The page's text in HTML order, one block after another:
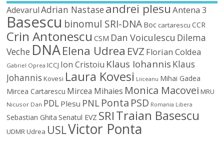
Adevarul Adrian Nastaseandrei plesuAntena 3
Basescu binomul SRI-DNA Boc cartarescu CCR
Crin Antonescu CSM Dan Voiculescu Dilema
Veche DNAElena Udrea EVZ Florian Coldea
Gabriel Oprea ICCJ Ion Cristoiu Klaus Iohannis Klaus
Johannis Kovesi Laura Kovesi Liiceanu Mihai Gadea
Mircea Cartarescu Mircea Mihaies Monica Macovei MRU
Nicusor Dan PDL Plesu PNL Ponta PSD Romania Libera
Sebastian Ghita Senatul EVZ SRITraian Basescu
UDMRUdrea USLVictor Ponta